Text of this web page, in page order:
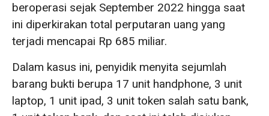
beroperasi sejak September 2022 hingga saat
ini diperkirakan total perputaran uang yang
terjadi mencapai Rp 685 miliar.
Dalam kasus ini, penyidik menyita sejumlah
barang bukti berupa 17 unit handphone, 3 unit
laptop, 1 unit ipad, 3 unit token salah satu bank,